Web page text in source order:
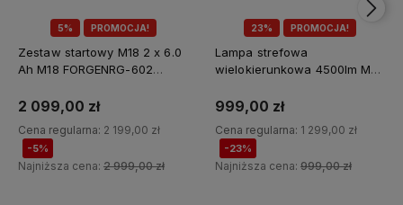
5% PROMOCJA!
Zestaw startowy M18 2 x 6.0
Ah M18 FORGENRG-602
2 099,00 zł
Cena regularna: 2 199,00 zł
-5%
Najniższa cena: 2 999,00 zł
23% PROMOCJA!
Lampa strefowa
wielokierunkowa 4500lm M18
999,00 zł
Cena regularna: 1 299,00 zł
-23%
Najniższa cena: 999,00 zł